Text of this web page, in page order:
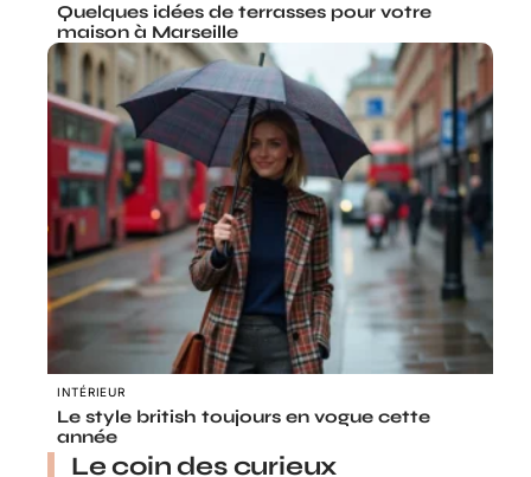
Quelques idées de terrasses pour votre
maison à Marseille
INTÉRIEUR
Le style british toujours en vogue cette
année
Le coin des curieux